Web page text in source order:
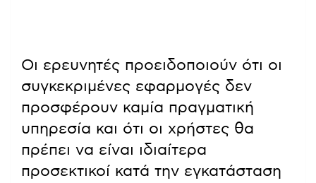
Οι ερευνητές προειδοποιούν ότι οι
συγκεκριμένες εφαρμογές δεν
προσφέρουν καμία πραγματική
υπηρεσία και ότι οι χρήστες θα
πρέπει να είναι ιδιαίτερα
προσεκτικοί κατά την εγκατάσταση